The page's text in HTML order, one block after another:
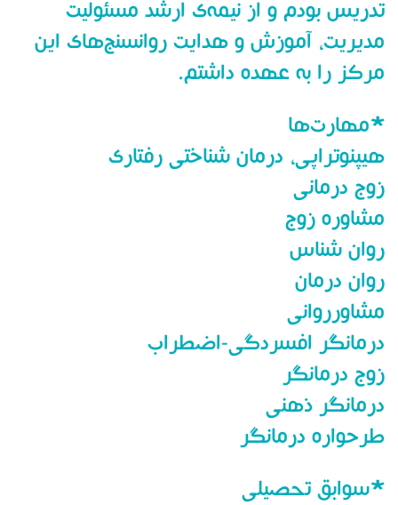
تدریس بودم و از نیمه‌ی ارشد مسئولیت
مدیریت، آموزش و هدایت روانسنج‌های این
مرکز را به عهده داشتم.
*مهارت‌ها
هیپنوتراپی، درمان شناختی رفتاری
زوج درمانی
مشاوره زوج
روان شناس
روان درمان
مشاورروانی
درمانگر افسردگی-اضطراب
زوج درمانگر
درمانگر ذهنی
طرحواره درمانگر
*سوابق تحصیلی